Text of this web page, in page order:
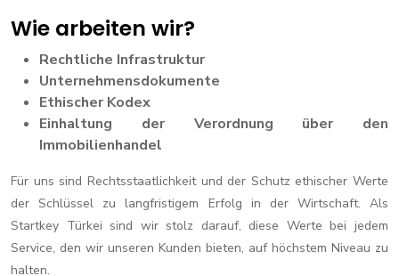
Wie arbeiten wir?
Rechtliche Infrastruktur
Unternehmensdokumente
Ethischer Kodex
Einhaltung der Verordnung über den
Immobilienhandel
Für uns sind Rechtsstaatlichkeit und der Schutz ethischer Werte
der Schlüssel zu langfristigem Erfolg in der Wirtschaft. Als
Startkey Türkei sind wir stolz darauf, diese Werte bei jedem
Service, den wir unseren Kunden bieten, auf höchstem Niveau zu
halten.